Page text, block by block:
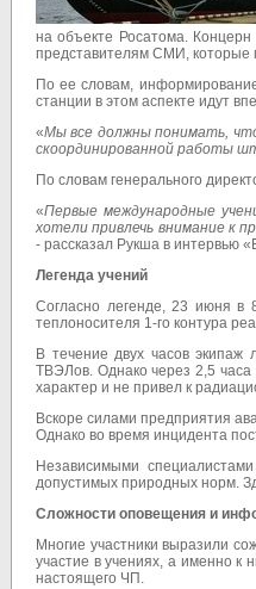
на объекте Росатома.
представителям СМИ, которые
По ее словам,
станции в этом аспекте идут
«Мы все должны понимать,
скоординированной работы
По словам генерального
«Первые международные
хотели привлечь внимание к
- рассказал Рукша в интервью
Легенда учений
Согласно легенде, 23 июня в
теплоносителя 1-го контура
В течение двух часов экипаж
ТВЭЛов. Однако через 2,5 часа
характер и не привел к
Вскоре силами предприятия
Однако во время инцидента
Независимыми
допустимых природных норм.
Сложности оповещения и
Многие участники выразили
участие в учениях, а именно
настоящего ЧП.